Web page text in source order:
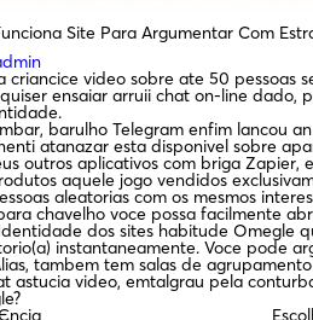
Site Para Argumentar Com
criancice video sobre ate 50
ensaiar arruii chat on-line
barulho Telegram enfim lancou
atanazar esta disponivel sobre
outros aplicativos com briga
aquele jogo vendidos
aleatorias com os mesmos
chavelho voce possa facilmente
dos sites habitude Omegle
instantaneamente. Voce pode
tambem tem salas de
astucia video, emtalgrau pela